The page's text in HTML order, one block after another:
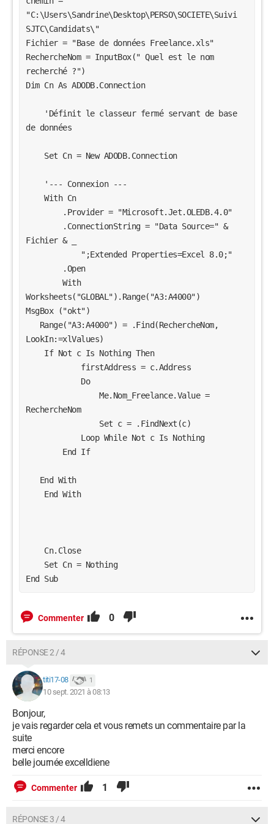
"C:\Users\Sandrine\Desktop\PERSO\SOCIETE\Suivi
SJTC\Candidats\"
Fichier = "Base de données Freelance.xls"
RechercheNom = InputBox(" Quel est le nom
recherché ?")
Dim Cn As ADODB.Connection
de données
    Set Cn = New ADODB.Connection
    '--- Connexion ---
    With Cn
        .Provider = "Microsoft.Jet.OLEDB.4.0"
Fichier & _
            ";Extended Properties=Excel 8.0;"
        .Open
Worksheets("GLOBAL").Range("A3:A4000")
MsgBox ("okt")
LookIn:=xlValues)
    If Not c Is Nothing Then
            firstAddress = c.Address
            Do
RechercheNom
                Set c = .FindNext(c)
            Loop While Not c Is Nothing
        End If
   End With
    End With
    Cn.Close
    Set Cn = Nothing
End Sub
Commenter 0
RÉPONSE 2 / 4
titi17-08 1
10 sept. 2021 à 08:13
Bonjour,
je vais regarder cela et vous remets un commentaire par la
suite
merci encore
belle journée excelldiene
Commenter 1
RÉPONSE 3 / 4